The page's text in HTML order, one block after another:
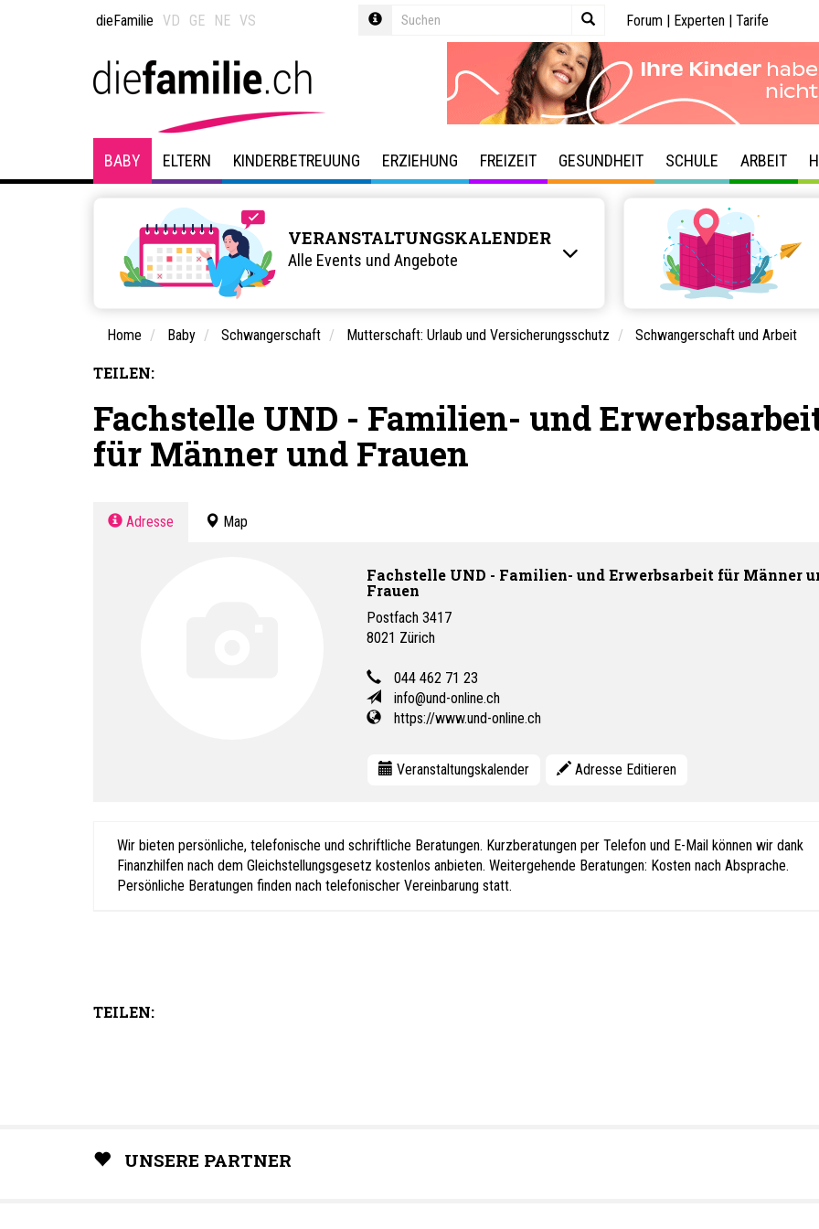
dieFamilie VD GE NE VS Forum | Experten | Tarife
BABY ELTERN KINDERBETREUUNG ERZIEHUNG FREIZEIT GESUNDHEIT SCHULE ARBEIT
VERANSTALTUNGSKALENDER
Alle Events und Angebote
Home Baby Schwangerschaft Mutterschaft: Urlaub und Versicherungsschutz Schwangerschaft und Arbeit
TEILEN:
Fachstelle UND - Familien- und
für Männer und Frauen
Adresse Map
Fachstelle UND - Familien- und Erwerbsarbeit für Männer
Frauen
Postfach 3417
8021 Zürich
044 462 71 23
info@und-online.ch
https://www.und-online.ch
Veranstaltungskalender Adresse Editieren
Wir bieten persönliche, telefonische und schriftliche Beratungen. Kurzberatungen per Telefon und E-Mail können wir dank
Finanzhilfen nach dem Gleichstellungsgesetz kostenlos anbieten. Weitergehende Beratungen: Kosten nach Absprache.
Persönliche Beratungen finden nach telefonischer Vereinbarung statt.
TEILEN:
UNSERE PARTNER